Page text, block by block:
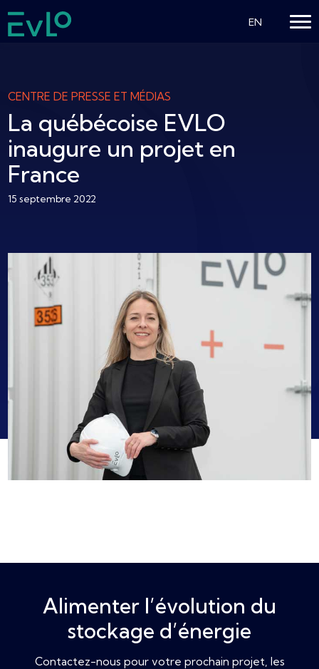
EN
CENTRE DE PRESSE ET MÉDIAS
La québécoise EVLO
inaugure un projet en
France
15 septembre 2022
Alimenter l’évolution du
stockage d’énergie
Contactez-nous pour votre prochain projet, les